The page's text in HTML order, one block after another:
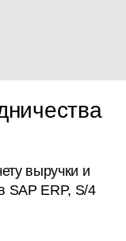
выручки и
SAP ERP, S/4